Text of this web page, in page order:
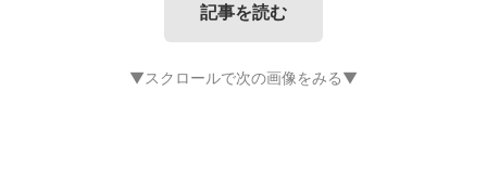
記事を読む
▼スクロールで次の画像をみる▼